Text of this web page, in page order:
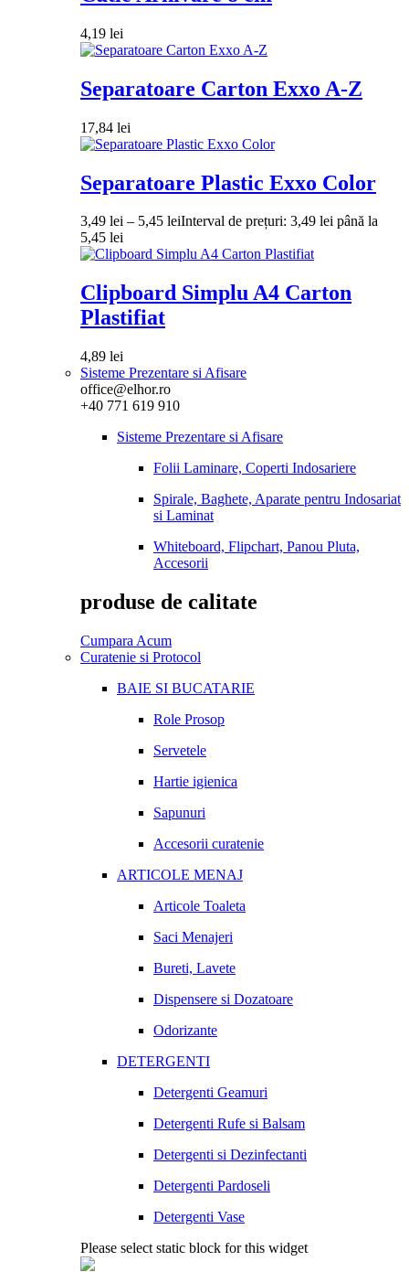
4,19 lei
Separatoare Carton Exxo A-Z
17,84 lei
Separatoare Plastic Exxo Color
3,49 lei – 5,45 leiInterval de prețuri: 3,49 lei până la
5,45 lei
Clipboard Simplu A4 Carton
Plastifiat
4,89 lei
Sisteme Prezentare si Afisare
office@elhor.ro
+40 771 619 910
Sisteme Prezentare si Afisare
Folii Laminare, Coperti Indosariere
Spirale, Baghete, Aparate pentru Indosariat
si Laminat
Whiteboard, Flipchart, Panou Pluta,
Accesorii
produse de calitate
Cumpara Acum
Curatenie si Protocol
BAIE SI BUCATARIE
Role Prosop
Servetele
Hartie igienica
Sapunuri
Accesorii curatenie
ARTICOLE MENAJ
Articole Toaleta
Saci Menajeri
Bureti, Lavete
Dispensere si Dozatoare
Odorizante
DETERGENTI
Detergenti Geamuri
Detergenti Rufe si Balsam
Detergenti si Dezinfectanti
Detergenti Pardoseli
Detergenti Vase
Please select static block for this widget